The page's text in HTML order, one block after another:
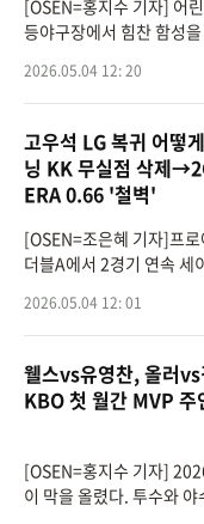
[OSEN=홍지수 기자] 어
등야구장에서 힘찬 함성
전국유소년야
2026.05.04 12: 20
고우석 LG 복귀 어떻
닝 KK 무실점 삭제
ERA 0.66 '철벽'
[OSEN=조은혜 기자]프
더블A에서 2경기 연속 세
실베이니아주 이
2026.05.04 12: 01
웰스vs유영찬, 올러
KBO 첫 월간 MVP 주
[OSEN=홍지수 기자]
이 막을 올렸다. 투수와 야